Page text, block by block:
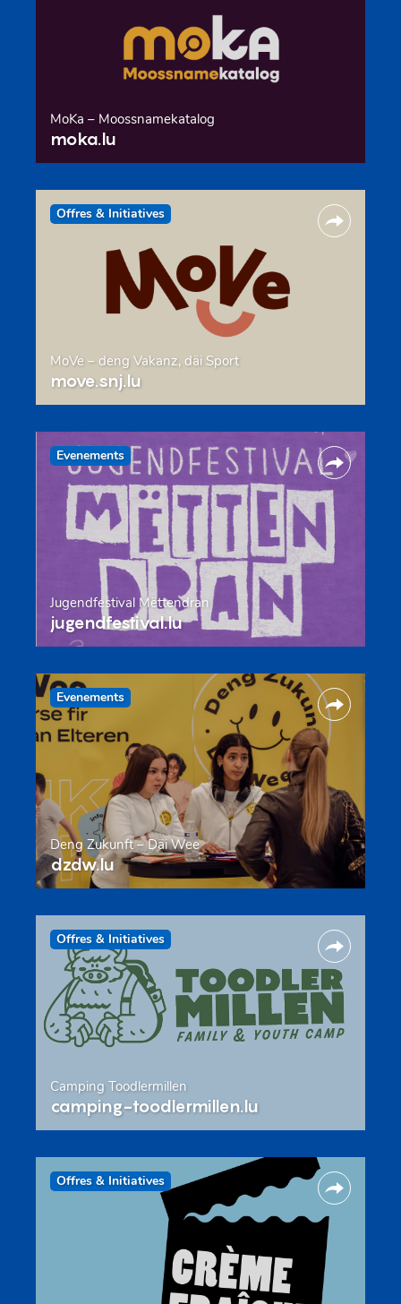
MoKa – Moossnamekatalog
moka.lu
Offres & Initiatives
MoVe – deng Vakanz, däi Sport
move.snj.lu
Evenements
Jugendfestival Mëttendran
jugendfestival.lu
Evenements
Deng Zukunft – Däi Wee
dzdw.lu
Offres & Initiatives
Camping Toodlermillen
camping-toodlermillen.lu
Offres & Initiatives